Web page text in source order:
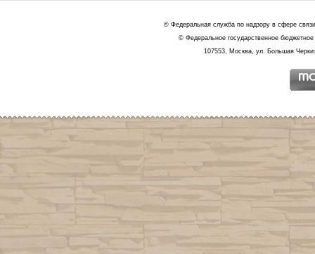
© Федеральная служба по надзору в сфере
© Федеральное государственное
107553, Москва, ул. Большая